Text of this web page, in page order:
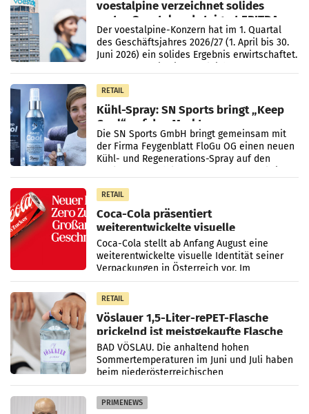
voestalpine verzeichnet solides
erstes Quartal und steigert EBITDA
Der voestalpine-Konzern hat im 1. Quartal
des Geschäftsjahres 2026/27 (1. April bis 30.
Juni 2026) ein solides Ergebnis erwirtschaftet.
RETAIL
Kühl-Spray: SN Sports bringt „Keep
Cool“ auf den Markt
Die SN Sports GmbH bringt gemeinsam mit
der Firma Feygenblatt FloGu OG einen neuen
Kühl- und Regenerations-Spray auf den
RETAIL
Coca-Cola präsentiert
weiterentwickelte visuelle
Markenidentität
Coca-Cola stellt ab Anfang August eine
weiterentwickelte visuelle Identität seiner
Verpackungen in Österreich vor. Im
Mittelpunkt des Redesigns stehen zentrale
Gestaltungselemente
RETAIL
Vöslauer 1,5-Liter-rePET-Flasche
prickelnd ist meistgekaufte Flasche
Österreichs
BAD VÖSLAU. Die anhaltend hohen
Sommertemperaturen im Juni und Juli haben
beim niederösterreichischen
Getränkehersteller Vöslauer zu deutlichen
Absatzzuwächsen geführt. Während
PRIMENEWS